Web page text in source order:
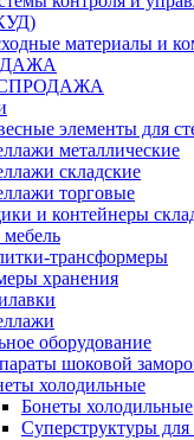
материалы и
элементы для
металлические
складские
торговые
и контейнеры
мебель
трансформеры
хранения
оборудование
шоковой
холодильные
Бонеты холодильные
Суперструктуры для